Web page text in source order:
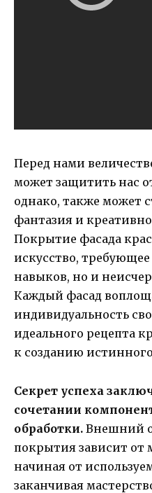
Перед нами
может защитить нас
однако, также может
фантазия и
Покрытие фасада
искусство,
навыков, но и
Каждый фасад
индивидуальность
идеального рецепта
к созданию
Секрет успеха
сочетании
обработки. Внешний
покрытия зависит от
начиная от
заканчивая